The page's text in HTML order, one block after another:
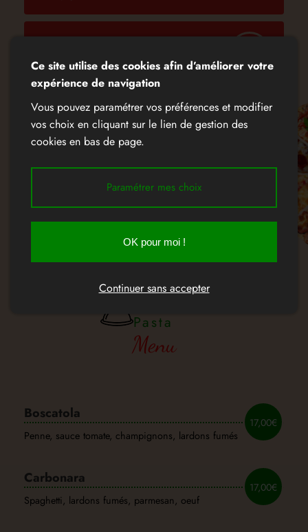
Sauce tomate, mozzarella, thon, oignons,
origan
4 Formaggi
Mozzarella, parmigiano, fromage de chèvre,
Chevre miel
16,00€
Pasta
Menu
Boscatola
17,00€
Penne, sauce tomate, champignons, lardons fumés
Carbonara
17,00€
Spaghetti, lardons fumés, parmesan, oeuf
Ce site utilise des cookies afin d’améliorer votre
expérience de navigation
Vous pouvez paramétrer vos préférences et modifier
vos choix en cliquant sur le lien de gestion des
cookies en bas de page.
Paramétrer mes choix
OK pour moi !
Continuer sans accepter